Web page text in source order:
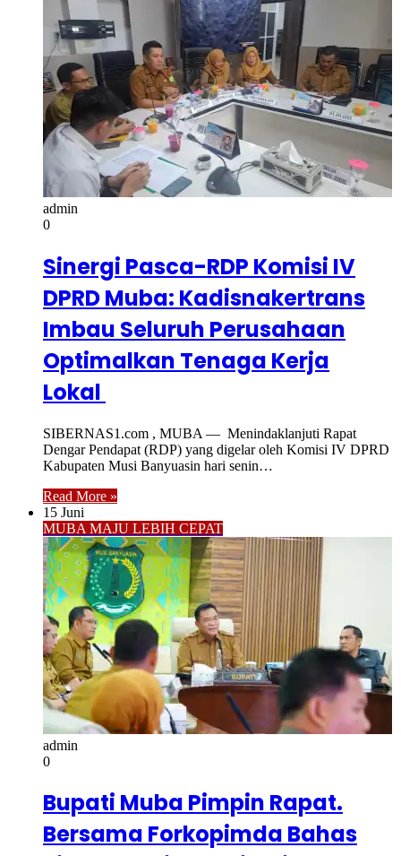
admin
0
Sinergi Pasca-RDP Komisi IV
DPRD Muba: Kadisnakertrans
Imbau Seluruh Perusahaan
Optimalkan Tenaga Kerja
Lokal
SIBERNAS1.com , MUBA — Menindaklanjuti Rapat
Dengar Pendapat (RDP) yang digelar oleh Komisi IV DPRD
Kabupaten Musi Banyuasin hari senin…
Read More »
15 Juni
MUBA MAJU LEBIH CEPAT
admin
0
Bupati Muba Pimpin Rapat.
Bersama Forkopimda Bahas